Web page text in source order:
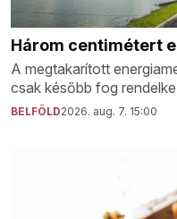
Három centimétert
A megtakarított
csak később fog
BELFÖLD2026. aug. 7. 15:00